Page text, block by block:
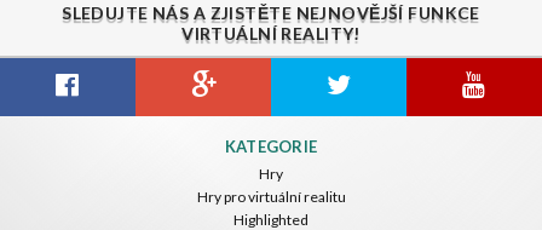
SLEDUJTE NÁS A ZJISTĚTE NEJNOVĚJŠÍ FUNKCE
VIRTUÁLNÍ REALITY!
KATEGORIE
Hry
Hry pro virtuální realitu
Highlighted